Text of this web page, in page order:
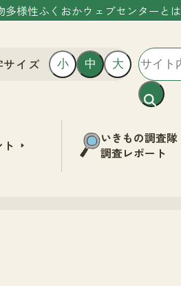
多様性ふくおかウェブセンターとは
イズ 小 中 大
ト
いきもの調査隊
調査レポート